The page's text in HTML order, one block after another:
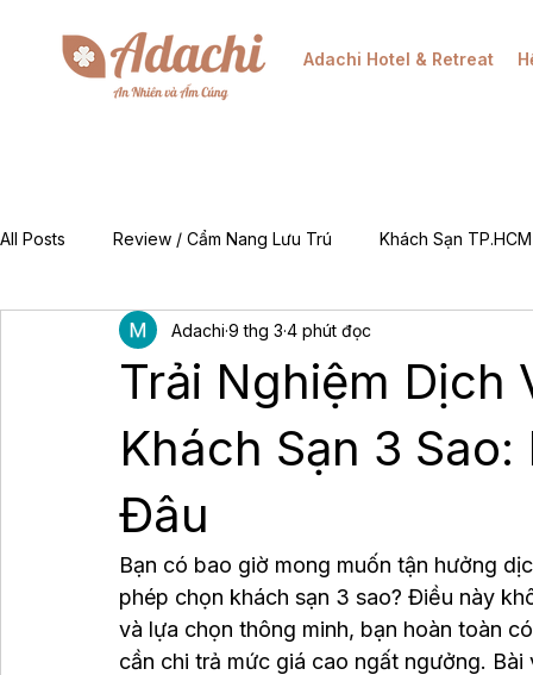
Adachi Hotel & Retreat
All Posts Review / Cẩm Nang Lưu Trú Khách Sạn TP.HCM
Mẹo & Kinh Nghiệm Tin Tức Khuyến Mãi / Đặt Phòng
For Foreigners (EN) Về Chúng Tôi (About Adachi)
Trải Nghiệm Dịch
Khách Sạn 3
Đâu
Adachi 9 thg 3 4 phút đọc
Bạn có bao giờ mong muốn tận hưởng
phép chọn khách sạn 3 sao? Điều này
và lựa chọn thông minh, bạn hoàn toàn
cần chi trả mức giá cao ngất ngưởng.